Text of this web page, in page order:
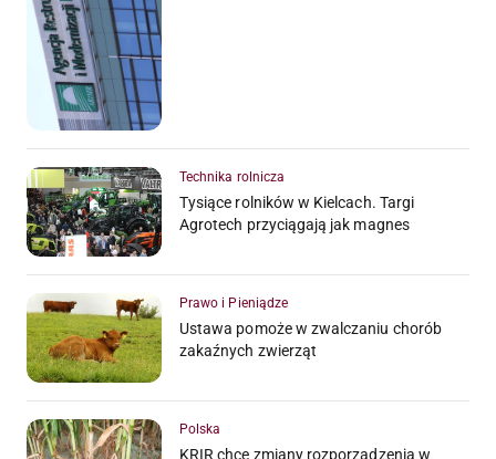
Technika rolnicza
Tysiące rolników w Kielcach. Targi
Agrotech przyciągają jak magnes
Prawo i Pieniądze
Ustawa pomoże w zwalczaniu chorób
zakaźnych zwierząt
Polska
KRIR chce zmiany rozporządzenia w